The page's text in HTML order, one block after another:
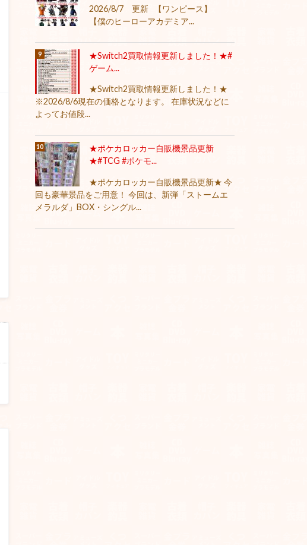
2026/8/7 更新 【ワンピース】
【僕のヒーローアカデミア...
★Switch2買取情報更新しました！★#
ゲーム...
★Switch2買取情報更新しました！★
※2026/8/6現在の価格となります。 在庫状況などに
よってお値段...
★ポケカロッカー自販機景品更新
★#TCG #ポケモ...
★ポケカロッカー自販機景品更新★ 今
回も豪華景品をご用意！ 今回は、新弾「ストームエ
メラルダ」BOX・シングル...